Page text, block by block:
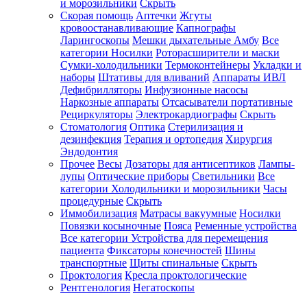
и морозильники Скрыть
Скорая помощь Аптечки Жгуты
кровоостанавливающие Капнографы
Ларингоскопы Мешки дыхательные Амбу Все
категории Носилки Роторасширители и маски
Сумки-холодильники Термоконтейнеры Укладки и
наборы Штативы для вливаний Аппараты ИВЛ
Дефибрилляторы Инфузионные насосы
Наркозные аппараты Отсасыватели портативные
Рециркуляторы Электрокардиографы Скрыть
Стоматология Оптика Стерилизация и
дезинфекция Терапия и ортопедия Хирургия
Эндодонтия
Прочее Весы Дозаторы для антисептиков Лампы-
лупы Оптические приборы Светильники Все
категории Холодильники и морозильники Часы
процедурные Скрыть
Иммобилизация Матрасы вакуумные Носилки
Повязки косыночные Пояса Ременные устройства
Все категории Устройства для перемещения
пациента Фиксаторы конечностей Шины
транспортные Щиты спинальные Скрыть
Проктология Кресла проктологические
Рентгенология Негатоскопы